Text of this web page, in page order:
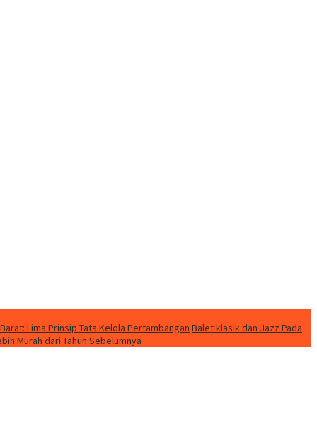
Lima Prinsip Tata Kelola Pertambangan Balet klasik dan Jazz Pada
Murah dari Tahun Sebelumnya